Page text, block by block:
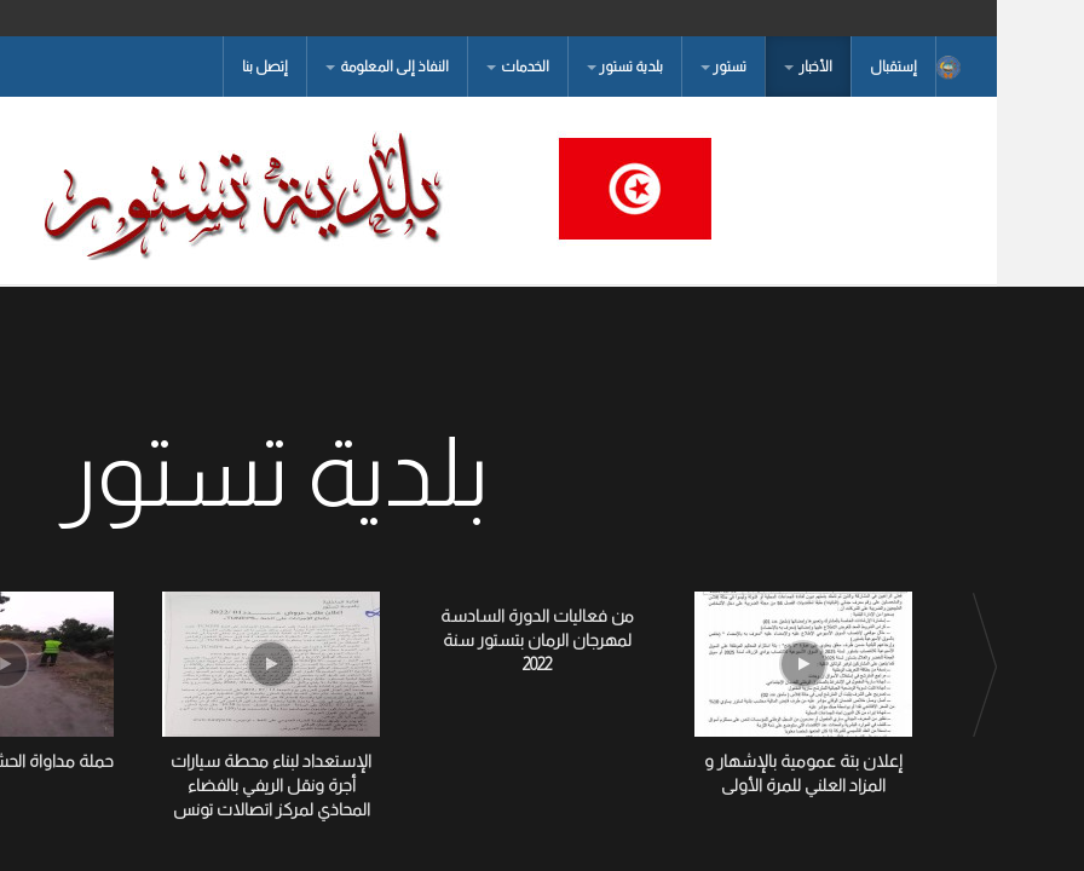
إستقبال الأخبار تستور بلدية تستور الخدمات النفاذ إلى المعلومة إتصل بنا
بلدية تستور
إعلان بتة عمومية بالإشهار و
المزاد العلني للمرة الأولى
من فعاليات الدورة السادسة
لمهرجان الرمان بتستور سنة
2022
الإستعداد لبناء محطة سيارات
أجرة ونقل الريفي بالفضاء
المحاذي لمركز اتصالات تونس
حملة مداواة